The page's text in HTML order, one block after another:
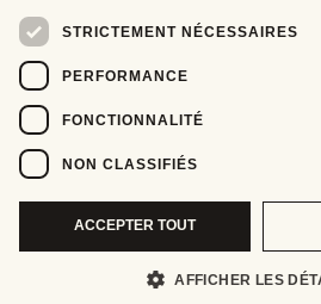
STRICTEMENT NÉCESSAIRES
PERFORMANCE
FONCTIONNALITÉ
NON CLASSIFIÉS
ACCEPTER TOUT
AFFICHER LES